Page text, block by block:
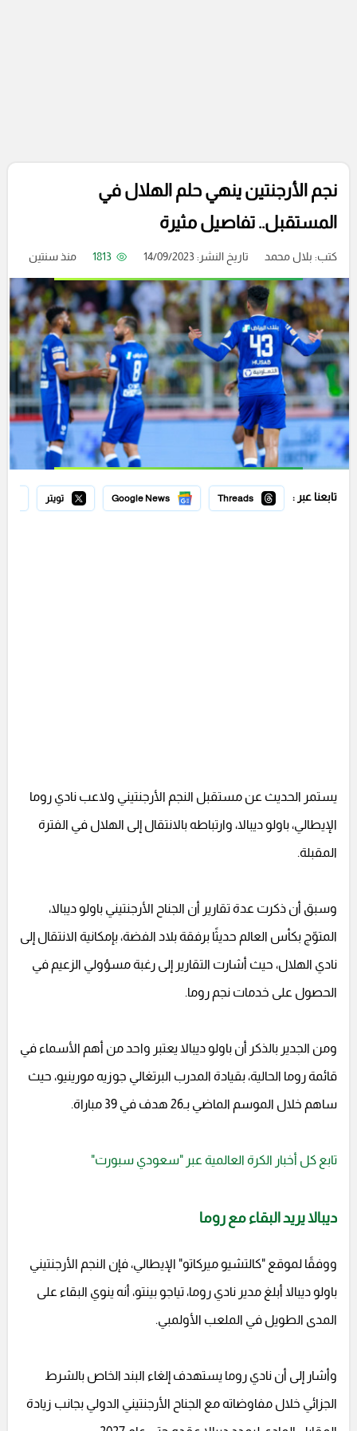
نجم الأرجنتين ينهي حلم الهلال في
المستقبل.. تفاصيل مثيرة
كتب: بلال محمد تاريخ النشر: 14/09/2023 1813 منذ سنتين
تابعنا عبر : Threads
Google News تويتر
يستمر الحديث عن مستقبل النجم الأرجنتيني ولاعب نادي روما
الإيطالي، باولو ديبالا، وارتباطه بالانتقال إلى الهلال في الفترة
المقبلة.
وسبق أن ذكرت عدة تقارير أن الجناح الأرجنتيني باولو ديبالا،
المتوّج بكأس العالم حديثًا برفقة بلاد الفضة، بإمكانية الانتقال إلى
نادي الهلال، حيث أشارت التقارير إلى رغبة مسؤولي الزعيم في
الحصول على خدمات نجم روما.
ومن الجدير بالذكر أن باولو ديبالا يعتبر واحد من أهم الأسماء في
قائمة روما الحالية، بقيادة المدرب البرتغالي جوزيه مورينيو، حيث
ساهم خلال الموسم الماضي بـ26 هدف في 39 مباراة.
تابع كل أخبار الكرة العالمية عبر "سعودي سبورت"
ديبالا يريد البقاء مع روما
ووفقًا لموقع "كالتشيو ميركاتو" الإيطالي، فإن النجم الأرجنتيني
باولو ديبالا أبلغ مدير نادي روما، تياجو بينتو، أنه ينوي البقاء على
المدى الطويل في الملعب الأولمبي.
وأشار إلى أن نادي روما يستهدف إلغاء البند الخاص بالشرط
الجزائي خلال مفاوضاته مع الجناح الأرجنتيني الدولي بجانب زيادة